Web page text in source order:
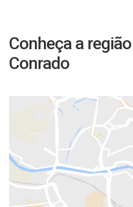
Conheça a
Conrado